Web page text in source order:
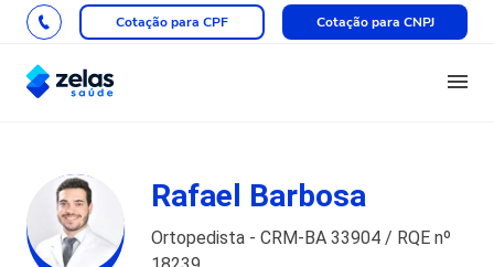
Cotação para CPF Cotação para CNPJ
Rafael Barbosa
Ortopedista - CRM-BA 33904 / RQE nº